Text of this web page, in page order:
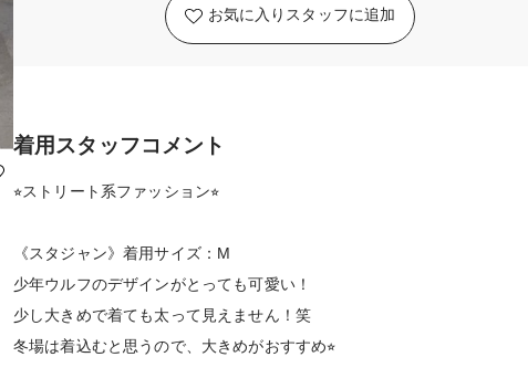
お気に入りスタッフに追加
着用スタッフコメント
⭐︎ストリート系ファッション⭐︎
《スタジャン》着用サイズ：M
少年ウルフのデザインがとっても可愛い！
少し大きめで着ても太って見えません！笑
冬場は着込むと思うので、大きめがおすすめ⭐︎